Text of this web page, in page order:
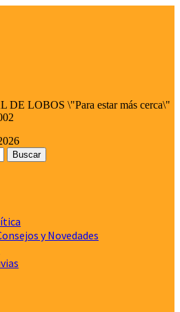
LOBOS \"Para estar más cerca\"
y Novedades